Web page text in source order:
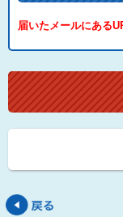
届いたメールにある